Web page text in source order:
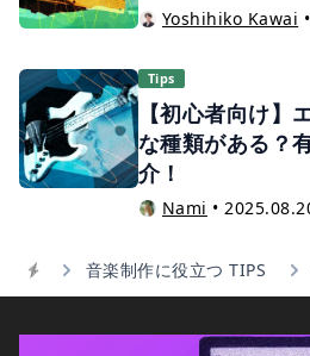
Yoshihiko Kawai •
Tips
【初心者向け】
な種類がある？
介！
Nami •
音楽制作に役立つ TIPS